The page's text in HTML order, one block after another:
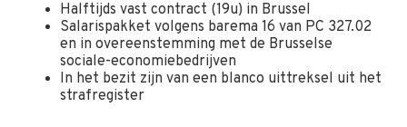
Halftijds vast contract (19u) in Brussel
Salarispakket volgens barema 16 van PC 327.02
en in overeenstemming met de Brusselse
sociale-economiebedrijven
In het bezit zijn van een blanco uittreksel uit het
strafregister